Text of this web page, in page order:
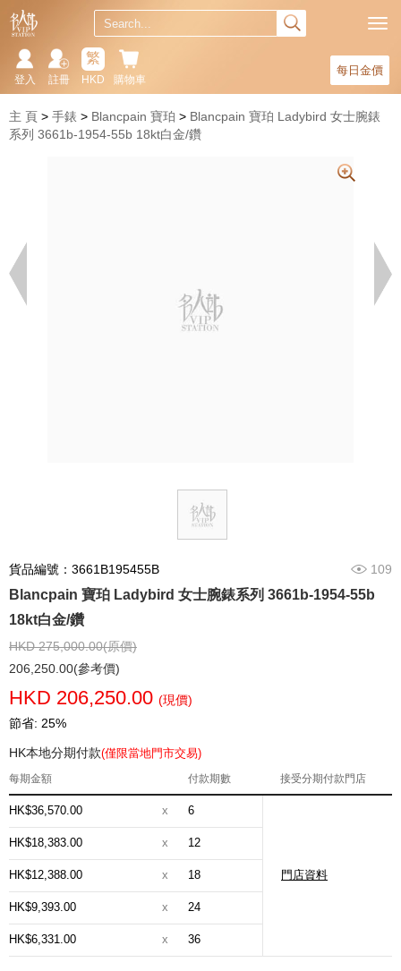
每日金價
購物車
繁
HKD
註冊
登入
主 頁 手錶 Blancpain 寶珀
Blancpain 寶珀 Ladybird 女士腕錶
系列 3661b-1954-55b 18kt白金/鑽
貨品編號：3661B195455B 109
Blancpain 寶珀 Ladybird 女士腕錶系列 3661b-1954-55b
18kt白金/鑽
HKD 275,000.00(原價)
206,250.00(參考價)
HKD 206,250.00 (現價)
節省: 25%
HK本地分期付款(僅限當地門市交易)
每期金額 付款期數 接受分期付款門店
HK$36,570.00 x 6
門店資料
HK$18,383.00 x 12
HK$12,388.00 x 18
HK$9,393.00 x 24
HK$6,331.00 x 36